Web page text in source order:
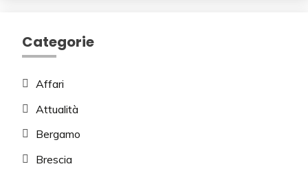
Categorie
Affari
Attualità
Bergamo
Brescia